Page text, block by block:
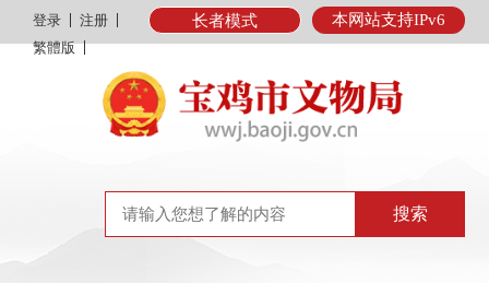
本网站支持IPv6
长者模式
登录
注册
繁體版